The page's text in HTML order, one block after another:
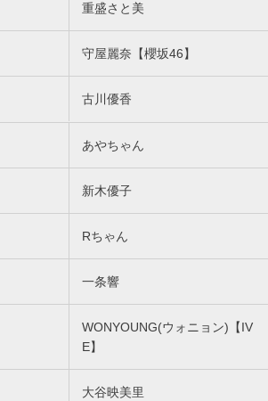
重盛さと美
守屋麗奈【櫻坂46】
古川優香
あやちゃん
新木優子
Rちゃん
一条響
WONYOUNG(ウォニョン)【IV
E】
大谷映美里